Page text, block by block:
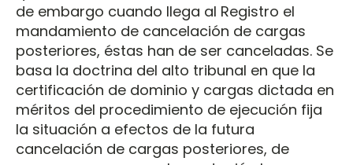
de embargo cuando llega al Registro el
mandamiento de cancelación de cargas
posteriores, éstas han de ser canceladas. Se
basa la doctrina del alto tribunal en que la
certificación de dominio y cargas dictada en
méritos del procedimiento de ejecución fija
la situación a efectos de la futura
cancelación de cargas posteriores, de